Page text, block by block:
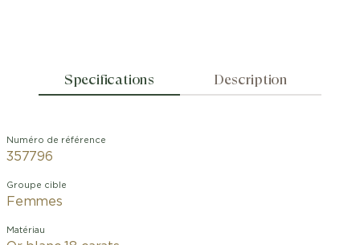
Specifications Description
Numéro de référence
357796
Groupe cible
Femmes
Matériau